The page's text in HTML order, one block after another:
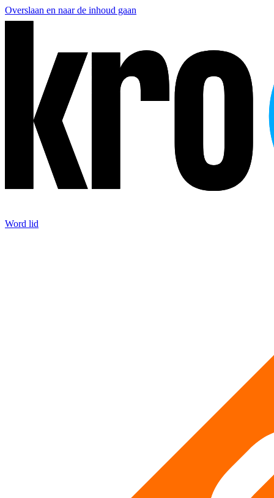
Overslaan en naar de inhoud gaan
Word lid